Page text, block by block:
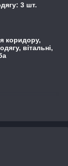
3 шт.
коридору,
вітальні,